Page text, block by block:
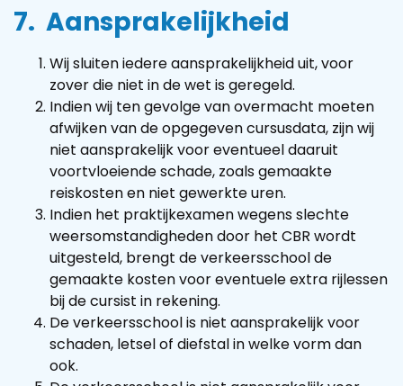
7. Aansprakelijkheid
Wij sluiten iedere aansprakelijkheid uit, voor
zover die niet in de wet is geregeld.
Indien wij ten gevolge van overmacht moeten
afwijken van de opgegeven cursusdata, zijn wij
niet aansprakelijk voor eventueel daaruit
voortvloeiende schade, zoals gemaakte
reiskosten en niet gewerkte uren.
Indien het praktijkexamen wegens slechte
weersomstandigheden door het CBR wordt
uitgesteld, brengt de verkeersschool de
gemaakte kosten voor eventuele extra rijlessen
bij de cursist in rekening.
De verkeersschool is niet aansprakelijk voor
schaden, letsel of diefstal in welke vorm dan
ook.